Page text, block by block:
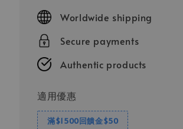
priceWorldwide shipping
Secure payments
Authentic products
適用優惠
滿$1500回饋金$50